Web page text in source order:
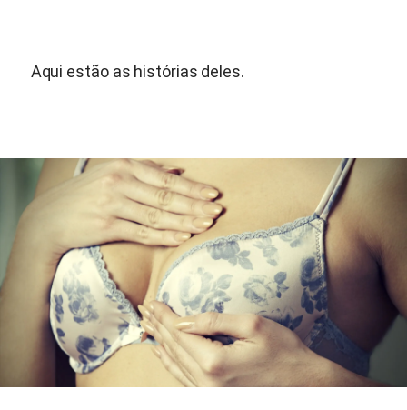
Aqui estão as histórias deles.